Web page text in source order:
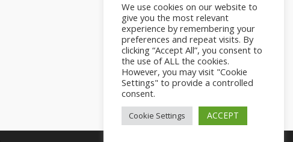
We use cookies on our website to
give you the most relevant
experience by remembering your
preferences and repeat visits. By
clicking “Accept All”, you consent to
the use of ALL the cookies.
However, you may visit "Cookie
Settings" to provide a controlled
consent.
Cookie Settings ACCEPT